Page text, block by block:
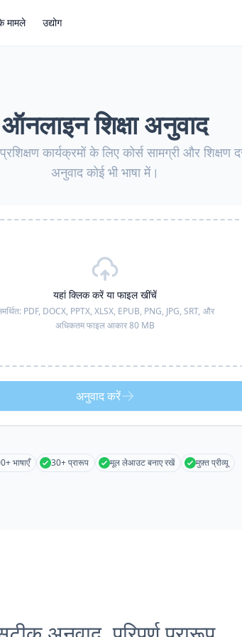
मामले उद्योग
ऑनलाइन शिक्षा अनुवाद
कार्यक्रमों के लिए कोर्स सामग्री और
अनुवाद कोई भी भाषा में।
यहां क्लिक करें या फाइल खींचें
PDF, DOCX, PPTX, XLSX, EPUB, PNG, JPG, SRT, और
अधिकतम फाइल आकार 80 MB
अनुवाद करें
भाषाएँ 30+ प्रारूप मूल लेआउट बनाए रखें मुफ़्त प्रीव्यू